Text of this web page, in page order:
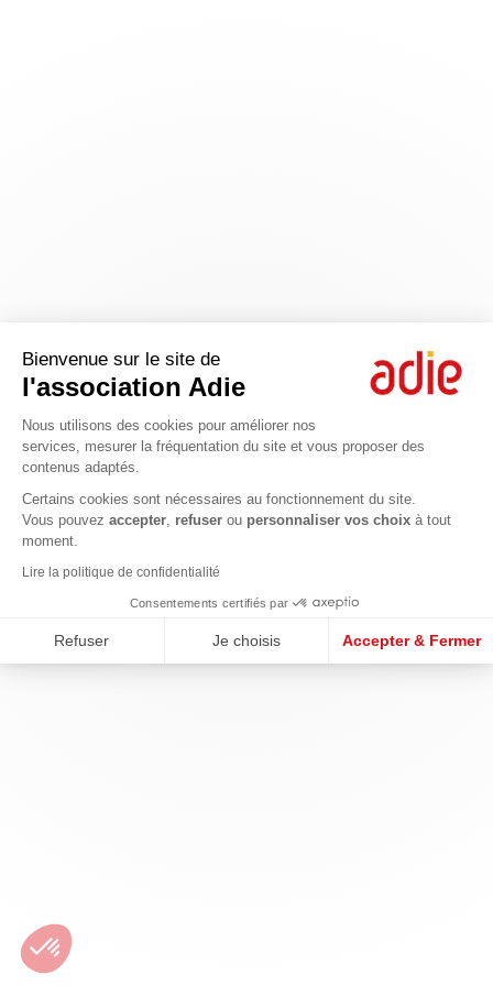
Bienvenue sur le site de
l'association Adie
Plateforme de Gestion du
Nous utilisons des cookies pour améliorer nos
services, mesurer la fréquentation du site et vous proposer des
contenus adaptés.
Certains cookies sont nécessaires au fonctionnement du site.
Vous pouvez accepter refuser ou personnaliser vos choix à tout
moment.
Lire la politique de confidentialité
Consentements certifiés par
Refuser Je choisis Accepter & Fermer
Axeptio consent